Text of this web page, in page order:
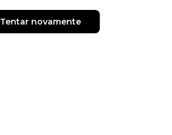
Tentar novamente